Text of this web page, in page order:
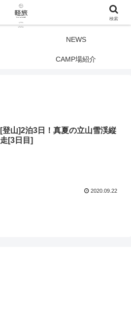
NEWS
CAMP場紹介
[登山]2泊3日！真夏の立山雪渓縦
走[3日目]
2020.09.22
検索